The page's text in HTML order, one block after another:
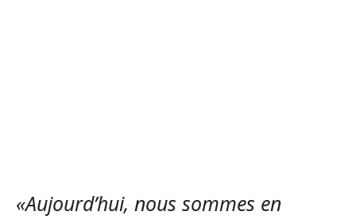
«Aujourd’hui, nous sommes en